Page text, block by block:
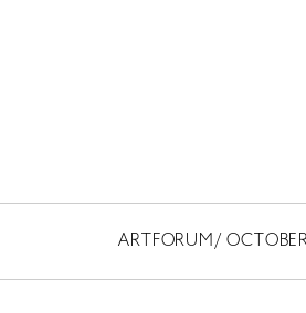
ARTFORUM/